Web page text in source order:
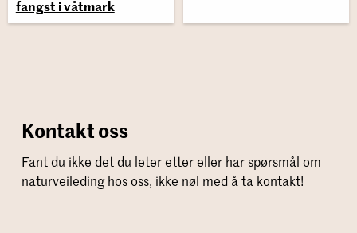
fangst i våt­mark
Kontakt oss
Fant du ikke det du leter etter eller har spørsmål om
naturveileding hos oss, ikke nøl med å ta kontakt!